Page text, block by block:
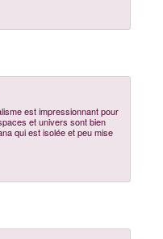
est impressionnant pour
et univers sont bien
qui est isolée et peu mise